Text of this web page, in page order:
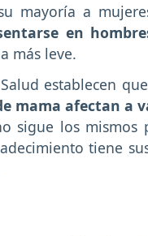
mayoría a
en
más leve.
establecen
mama afectan a
sigue los mismos
tiene